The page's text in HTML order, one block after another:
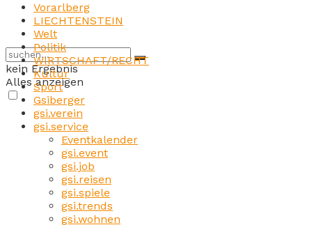
kein Ergebnis
Alles anzeigen
Vorarlberg
LIECHTENSTEIN
Welt
Politik
WIRTSCHAFT/RECHT
Kultur
Sport
Gsiberger
gsi.verein
gsi.service
Eventkalender
gsi.event
gsi.job
gsi.reisen
gsi.spiele
gsi.trends
gsi.wohnen